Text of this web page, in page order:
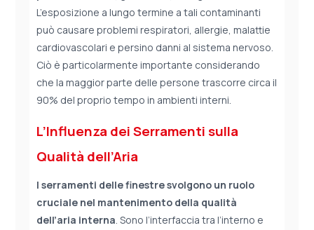
L’esposizione a lungo termine a tali contaminanti
può causare problemi respiratori, allergie, malattie
cardiovascolari e persino danni al sistema nervoso.
Ciò è particolarmente importante considerando
che la maggior parte delle persone trascorre circa il
90% del proprio tempo in ambienti interni.
L’Influenza dei Serramenti sulla
Qualità dell’Aria
I serramenti delle finestre svolgono un ruolo
cruciale nel mantenimento della qualità
dell’aria interna. Sono l’interfaccia tra l’interno e